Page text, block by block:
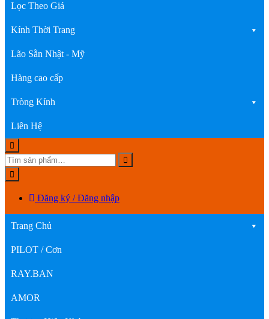
Lọc Theo Giá
Kính Thời Trang
Lão Sẵn Nhật - Mỹ
Hàng cao cấp
Tròng Kính
Liên Hệ
Đăng ký / Đăng nhập
Trang Chủ
PILOT / Cơn
RAY.BAN
AMOR